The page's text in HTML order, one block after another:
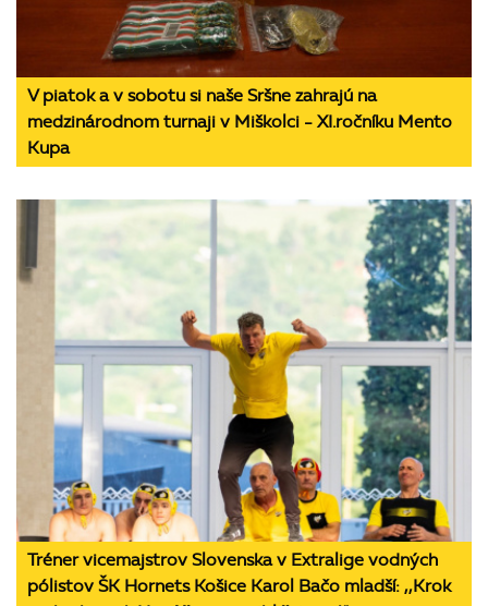
V piatok a v sobotu si naše Sršne zahrajú na
medzinárodnom turnaji v Miškolci - XI.ročníku Mento
Kupa
Tréner vicemajstrov Slovenska v Extralige vodných
pólistov ŠK Hornets Košice Karol Bačo mladší: ,,Krok